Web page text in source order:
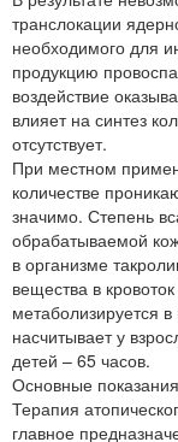
транслокации
необходимого для
продукцию
воздействие
влияет на синтез
отсутствует.
При местном
количестве
значимо. Степень
обрабатываемой
в организме
вещества в
метаболизируется
насчитывает у
детей – 65 часов.
Основные
Терапия
главное